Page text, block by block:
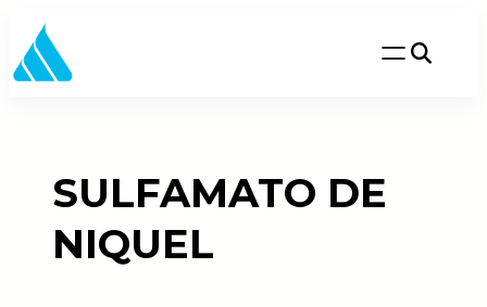
Saltar
al
SULFAMATO DE
NIQUEL